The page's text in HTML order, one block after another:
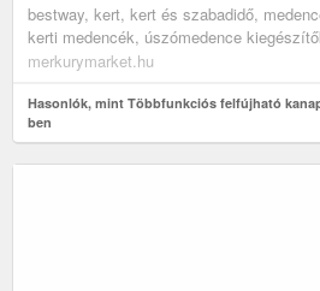
bestway, kert, kert és szabadidő,
kerti medencék, úszómedence
merkurymarket.hu
Hasonlók, mint Többfunkciós felfújható
ben